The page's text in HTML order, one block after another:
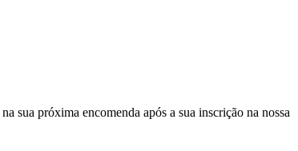
na sua próxima encomenda após a sua inscrição na nossa